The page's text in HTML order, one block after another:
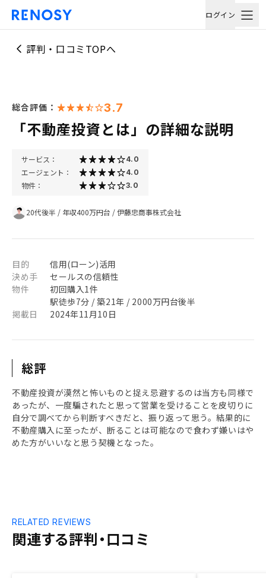
ログイン
評判・口コミTOPへ
総合評価： 3.7
「不動産投資とは」の詳細な説明
サービス： 4.0
エージェント： 4.0
物件： 3.0
20代後半 / 年収400万円台 /伊藤忠商事株式会社
目的
信用(ローン)活用
決め手
セールスの信頼性
物件
初回購入1件
駅徒歩7分 / 築21年 / 2000万円台後半
掲載日
2024年11月10日
総評
不動産投資が漠然と怖いものと捉え忌避するのは当方も同様で
あったが、一度騙されたと思って営業を受けることを皮切りに
自分で調べてから判断すべきだと、振り返って思う。結果的に
不動産購入に至ったが、断ることは可能なので食わず嫌いはや
めた方がいいなと思う契機となった。
関連する評判・口コミ
RELATED REVIEWS